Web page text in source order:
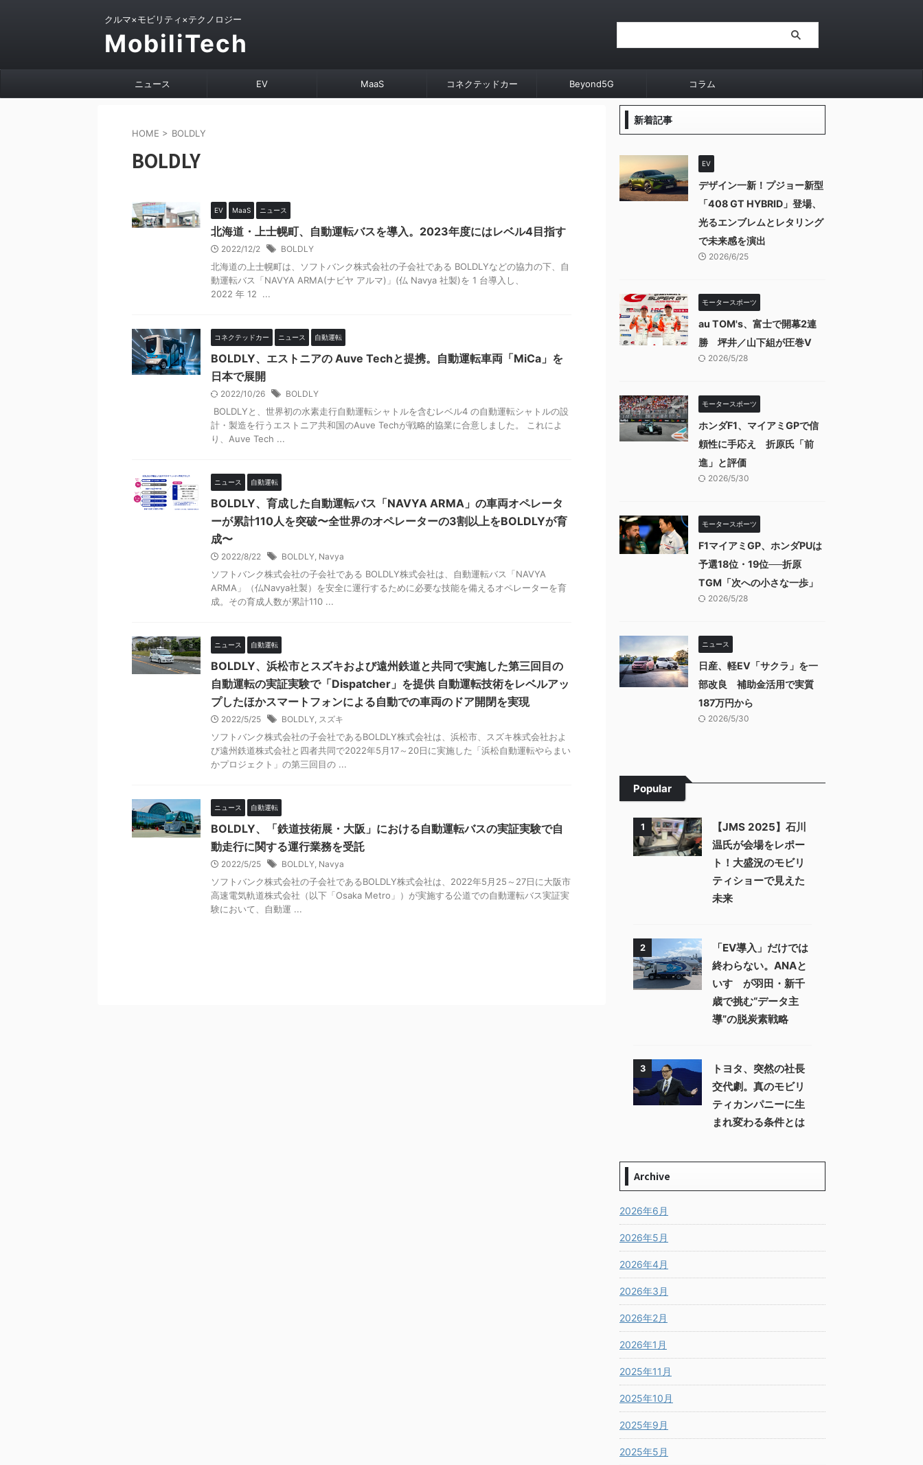
クルマ×モビリティ×テクノロジー
MobiliTech
ニュース EV MaaS コネクテッドカー Beyond5G コラム
HOME > BOLDLY
BOLDLY
EV MaaS ニュース
北海道・上士幌町、自動運転バスを導入。2023年度にはレベル4目指す
2022/12/2 BOLDLY
北海道の上士幌町は、ソフトバンク株式会社の子会社である BOLDLYなどの協力の下、自
動運転バス「NAVYA ARMA(ナビヤ アルマ)」(仏 Navya 社製)を 1 台導入し、
2022 年 12 ...
コネクテッドカー ニュース 自動運転
BOLDLY、エストニアの Auve Techと提携。自動運転車両「MiCa」を
日本で展開
2022/10/26 BOLDLY
BOLDLYと、世界初の水素走行自動運転シャトルを含むレベル4 の自動運転シャトルの設
計・製造を行うエストニア共和国のAuve Techが戦略的協業に合意しました。 これによ
り、Auve Tech ...
ニュース 自動運転
BOLDLY、育成した自動運転バス「NAVYA ARMA」の車両オペレータ
ーが累計110人を突破〜全世界のオペレーターの3割以上をBOLDLYが育
成〜
2022/8/22 BOLDLY, Navya
ソフトバンク株式会社の子会社である BOLDLY株式会社は、自動運転バス「NAVYA
ARMA」（仏Navya社製）を安全に運行するために必要な技能を備えるオペレーターを育
成。その育成人数が累計110 ...
ニュース 自動運転
BOLDLY、浜松市とスズキおよび遠州鉄道と共同で実施した第三回目の
自動運転の実証実験で「Dispatcher」を提供 自動運転技術をレベルアッ
プしたほかスマートフォンによる自動での車両のドア開閉を実現
2022/5/25 BOLDLY, スズキ
ソフトバンク株式会社の⼦会社であるBOLDLY株式会社は、浜松市、スズキ株式会社およ
び遠州鉄道株式会社と四者共同で2022年5月17～20日に実施した「浜松自動運転やらまい
かプロジェクト」の第三回目の ...
ニュース 自動運転
BOLDLY、「鉄道技術展・大阪」における自動運転バスの実証実験で自
動走行に関する運行業務を受託
2022/5/25 BOLDLY, Navya
ソフトバンク株式会社の子会社であるBOLDLY株式会社は、2022年5月25～27日に大阪市
高速電気軌道株式会社（以下「Osaka Metro」）が実施する公道での自動運転バス実証実
験において、自動運 ...
新着記事
EV
デザイン一新！プジョー新型
「408 GT HYBRID」登場、
光るエンブレムとレタリング
で未来感を演出
2026/6/25
モータースポーツ
au TOM's、富士で開幕2連
勝 坪井／山下組が圧巻V
2026/5/28
モータースポーツ
ホンダF1、マイアミGPで信
頼性に手応え 折原氏「前
進」と評価
2026/5/30
モータースポーツ
F1マイアミGP、ホンダPUは
予選18位・19位──折原
TGM「次への小さな一歩」
2026/5/28
ニュース
日産、軽EV「サクラ」を一
部改良 補助金活用で実質
187万円から
2026/5/30
Popular
1
【JMS 2025】石川
温氏が会場をレポー
ト！大盛況のモビリ
ティショーで見えた
未来
2
「EV導入」だけでは
終わらない。ANAと
いすゞが羽田・新千
歳で挑む“データ主
導”の脱炭素戦略
3
トヨタ、突然の社長
交代劇。真のモビリ
ティカンパニーに生
まれ変わる条件とは
Archive
2026年6月
2026年5月
2026年4月
2026年3月
2026年2月
2026年1月
2025年11月
2025年10月
2025年9月
2025年5月